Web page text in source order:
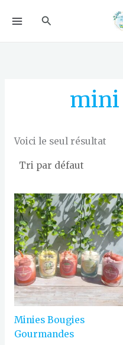
Rechercher
mini
Voici le seul résultat
Minies Bougies
Gourmandes